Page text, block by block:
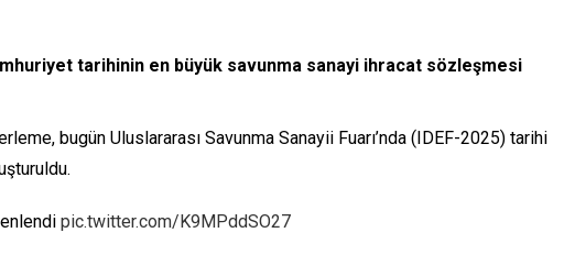
tarihinin en büyük savunma sanayi ihracat sözleşmesi
bugün Uluslararası Savunma Sanayii Fuarı’nda (IDEF-2025) tarihi
pic.twitter.com/K9MPddSO27